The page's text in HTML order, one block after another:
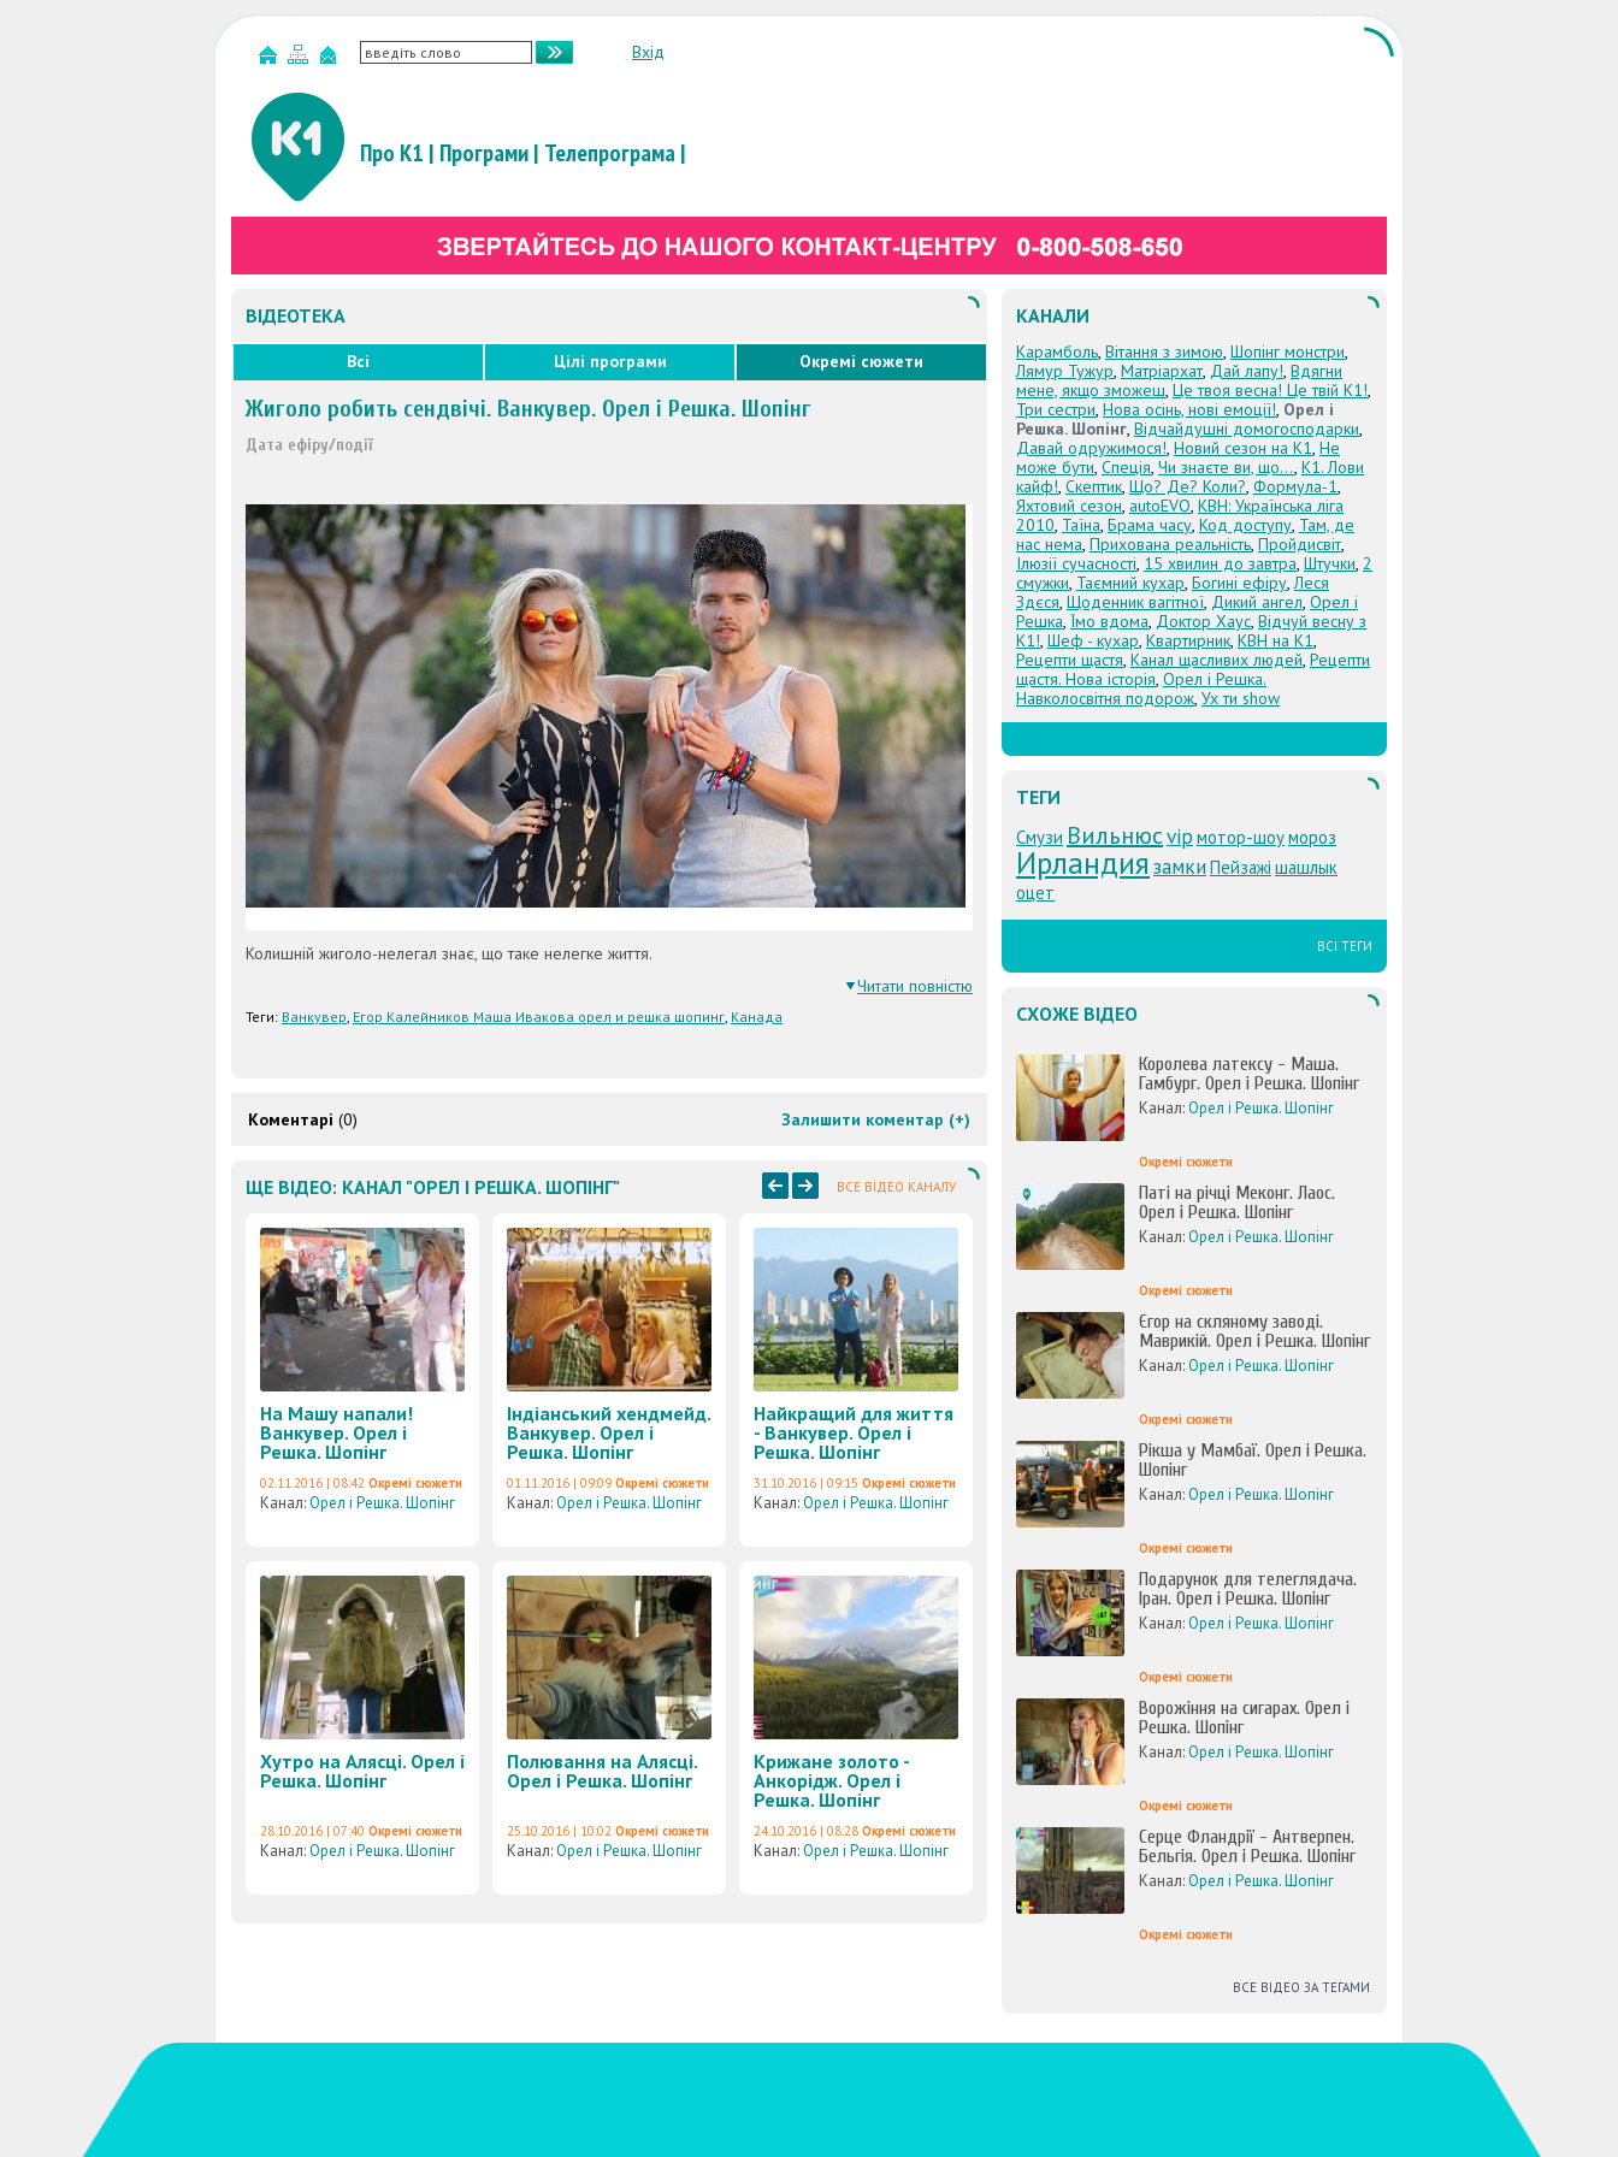
Вхід
Про К1 | Програми| Телепрограма|
ВІДЕОТЕКА
Всі Цілі програми Окремі сюжети
Жиголо робить сендвічі. Ванкувер. Орел і Решка. Шопінг
Дата ефіру/події
Колишній жиголо-нелегал знає, що таке нелегке життя.
Читати повністю
Теги: Ванкувер, Егор Калейников Маша Ивакова орел и решка шопинг, Канада
Залишити коментар (+)
Коментарі (0)
ВСЕ ВІДЕО КАНАЛУ
ЩЕ ВІДЕО: КАНАЛ "ОРЕЛ І РЕШКА. ШОПІНГ"
На Машу напали!
Ванкувер. Орел і
Решка. Шопінг
02.11.2016 | 08:42 Окремі сюжети
Канал:Орел і Решка. Шопінг
Індіанський хендмейд.
Ванкувер. Орел і
Решка. Шопінг
01.11.2016 | 09:09 Окремі сюжети
Канал:Орел і Решка. Шопінг
Найкращий для життя
- Ванкувер. Орел і
Решка. Шопінг
31.10.2016 | 09:15 Окремі сюжети
Канал:Орел і Решка. Шопінг
Хутро на Алясці. Орел і
Решка. Шопінг
28.10.2016 | 07:40 Окремі сюжети
Канал:Орел і Решка. Шопінг
Полювання на Алясці.
Орел і Решка. Шопінг
25.10.2016 | 10:02 Окремі сюжети
Канал:Орел і Решка. Шопінг
Крижане золото -
Анкорідж. Орел і
Решка. Шопінг
24.10.2016 | 08:28 Окремі сюжети
Канал:Орел і Решка. Шопінг
КАНАЛИ
Карамболь, Вітання з зимою, Шопінг монстри,
Лямур Тужур, Матріархат, Дай лапу!, Вдягни
мене, якщо зможеш, Це твоя весна! Це твій К1!,
Три сестри, Нова осінь, нові емоції!, Орел і
Решка. Шопінг, Відчайдушні домогосподарки,
Давай одружимося!, Новий сезон на К1, Не
може бути, Спеція, Чи знаєте ви, що..., К1. Лови
кайф!, Скептик, Що? Де? Коли?, Формула-1,
Яхтовий сезон, autoEVO, КВН: Українська ліга
2010, Таїна, Брама часу, Код доступу, Там, де
нас нема, Прихована реальність, Пройдисвіт,
Ілюзії сучасності, 15 хвилин до завтра, Штучки, 2
смужки, Таємний кухар, Богині ефіру,Леся
Здєся, Щоденник вагітної, Дикий ангел, Орел і
Решка, Їмо вдома, Доктор Хаус, Відчуй весну з
К1!, Шеф - кухар, Квартирник, КВН на К1,
Рецепти щастя, Канал щасливих людей, Рецепти
щастя. Нова історія, Орел і Решка.
Навколосвітня подорож, Ух ти show
ТЕГИ
Смузи Вильнюсvipмотор-шоумороз
Ирландия замкиПейзажі шашлык
оцет
ВСІ ТЕГИ
СХОЖЕ ВІДЕО
Королева латексу - Маша.
Гамбург. Орел і Решка. Шопінг
Канал:Орел і Решка. Шопінг
Окремі сюжети
Паті на річці Меконг. Лаос.
Орел і Решка. Шопінг
Канал:Орел і Решка. Шопінг
Окремі сюжети
Єгор на скляному заводі.
Маврикій. Орел і Решка. Шопінг
Канал:Орел і Решка. Шопінг
Окремі сюжети
Рікша у Мамбаї. Орел і Решка.
Шопінг
Канал:Орел і Решка. Шопінг
Окремі сюжети
Подарунок для телеглядача.
Іран. Орел і Решка. Шопінг
Канал:Орел і Решка. Шопінг
Окремі сюжети
Ворожіння на сигарах. Орел і
Решка. Шопінг
Канал:Орел і Решка. Шопінг
Окремі сюжети
Серце Фландрії - Антверпен.
Бельгія. Орел і Решка. Шопінг
Канал:Орел і Решка. Шопінг
Окремі сюжети
ВСЕ ВІДЕО ЗА ТЕГАМИ